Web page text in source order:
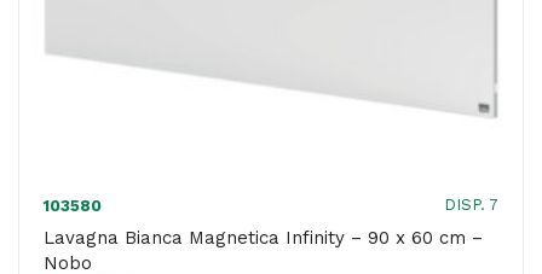
103580 DISP. 7
Lavagna Bianca Magnetica Infinity – 90 x 60 cm –
Nobo